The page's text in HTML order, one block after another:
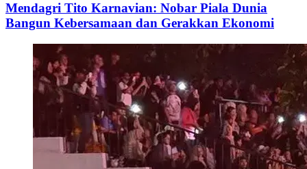
Mendagri Tito Karnavian: Nobar Piala Dunia
Bangun Kebersamaan dan Gerakkan Ekonomi